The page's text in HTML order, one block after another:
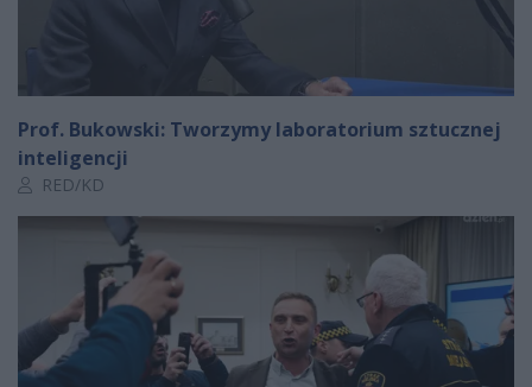
Prof. Bukowski: Tworzymy laboratorium sztucznej
inteligencji
Autor artykułu:
RED/KD